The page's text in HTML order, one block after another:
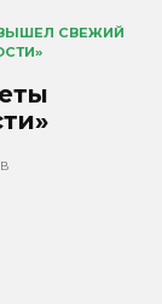
СВЕЖИЙ